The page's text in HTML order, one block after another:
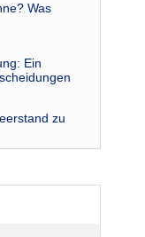
Was
Ein
zu